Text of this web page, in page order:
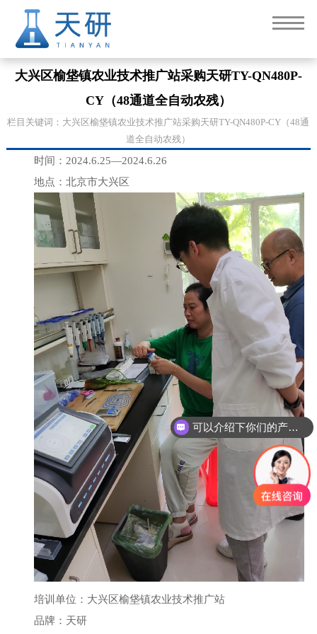
大兴区榆垡镇农业技术推广站采购天研TY-QN480P-
CY（48通道全自动农残）
栏目关键词：大兴区榆垡镇农业技术推广站采购天研TY-QN480P-CY（48通
道全自动农残）
时间：2024.6.25—2024.6.26
地点：北京市大兴区
培训单位：大兴区榆垡镇农业技术推广站
品牌：天研
可以介绍下你们的产品么